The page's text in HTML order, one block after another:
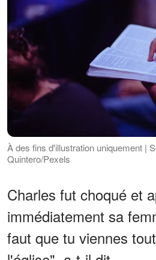
À des fins d'illustration uniquement |
Quintero/Pexels
Charles fut choqué et
immédiatement sa
faut que tu viennes